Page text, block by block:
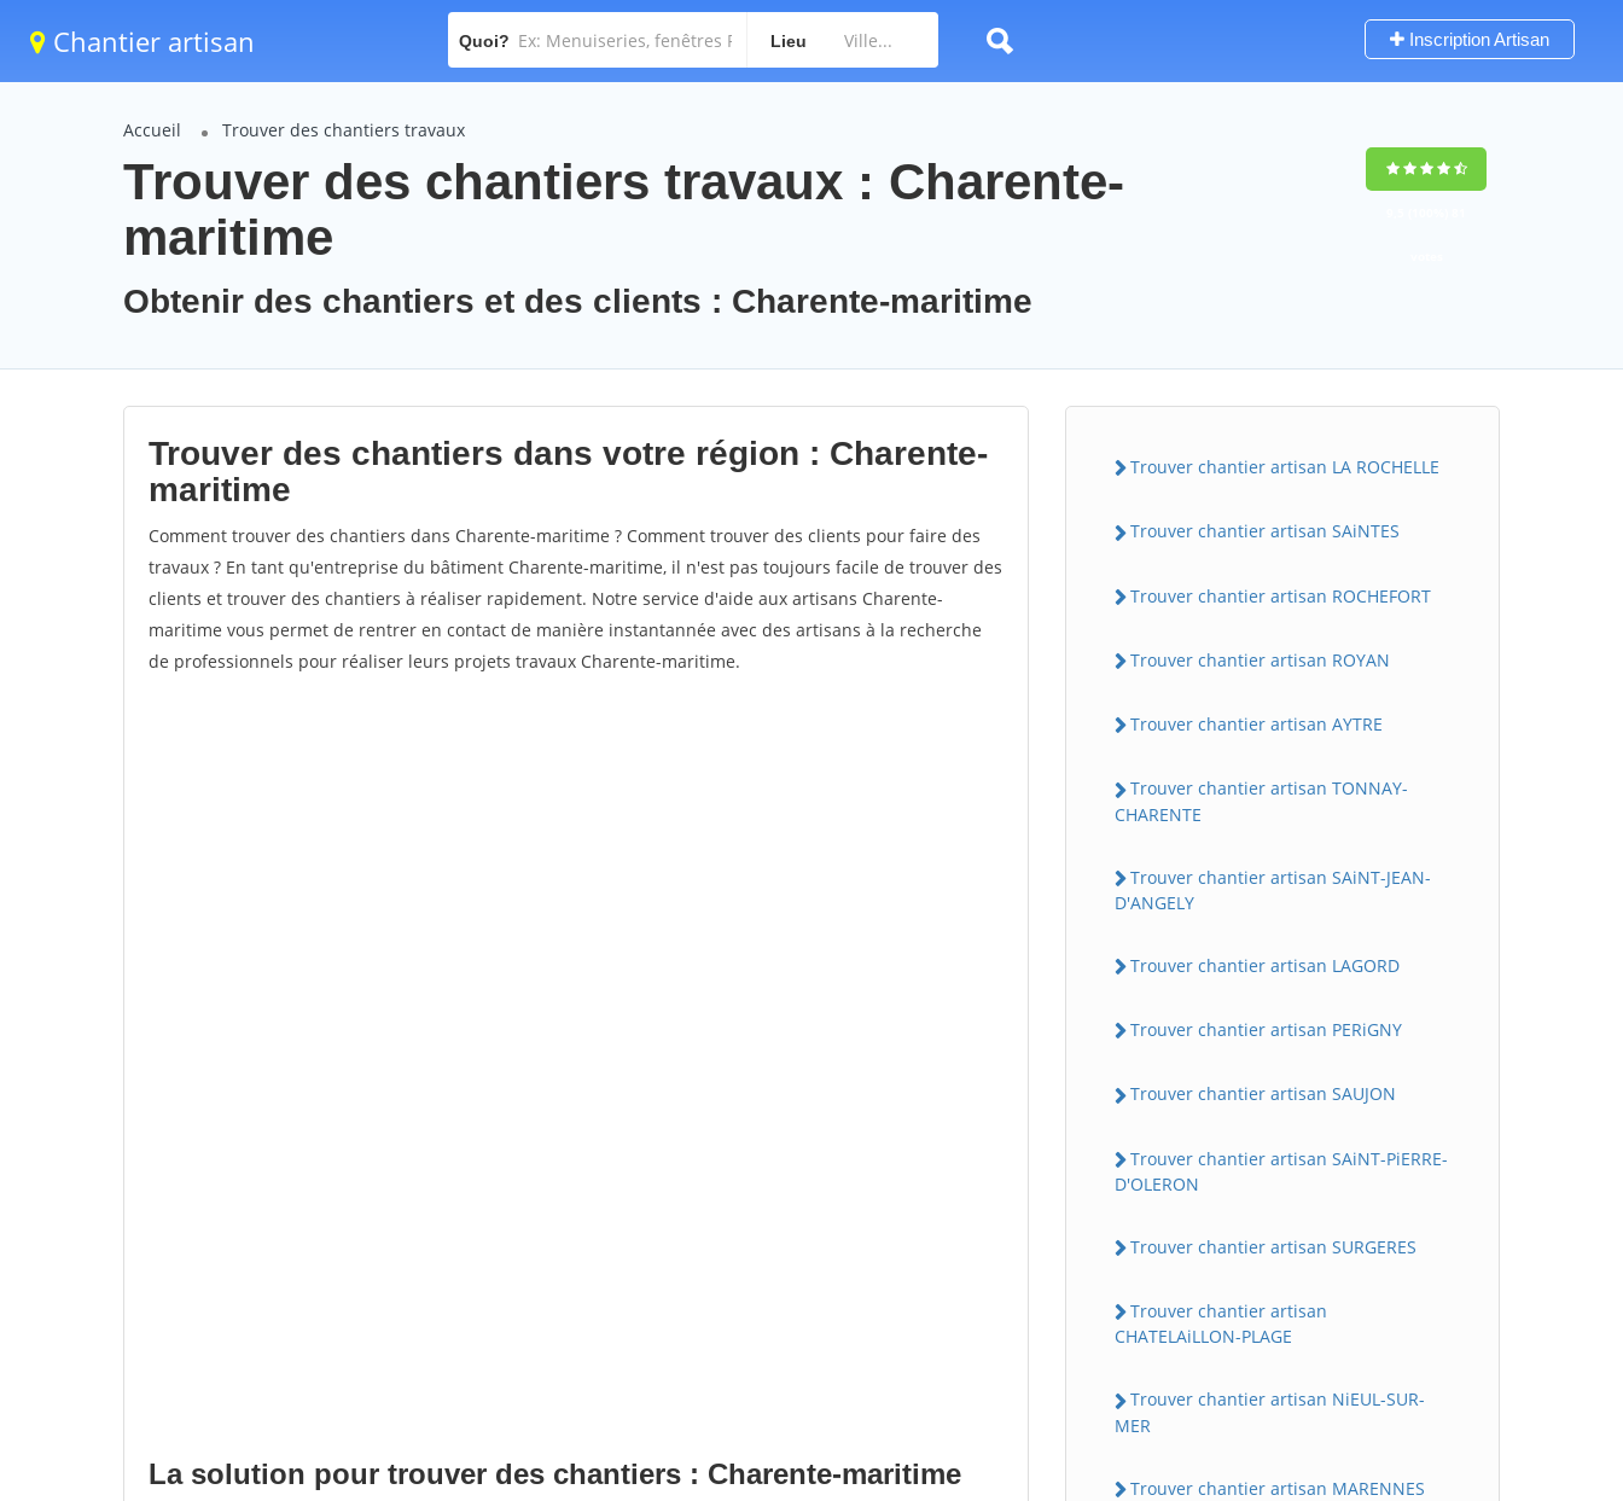
Chantier artisan Quoi? Lieu Inscription Artisan
Accueil Trouver des chantiers travaux
Trouver des chantiers travaux : Charente-
maritime
Obtenir des chantiers et des clients : Charente-maritime
Trouver des chantiers dans votre région : Charente-
maritime
Comment trouver des chantiers dans Charente-maritime ? Comment trouver des clients pour faire des
travaux ? En tant qu'entreprise du bâtiment Charente-maritime, il n'est pas toujours facile de trouver des
clients et trouver des chantiers à réaliser rapidement. Notre service d'aide aux artisans Charente-
maritime vous permet de rentrer en contact de manière instantannée avec des artisans à la recherche
de professionnels pour réaliser leurs projets travaux Charente-maritime.
La solution pour trouver des chantiers : Charente-maritime
Trouver chantier artisan LA ROCHELLE
Trouver chantier artisan SAiNTES
Trouver chantier artisan ROCHEFORT
Trouver chantier artisan ROYAN
Trouver chantier artisan AYTRE
Trouver chantier artisan TONNAY-
CHARENTE
Trouver chantier artisan SAiNT-JEAN-
D'ANGELY
Trouver chantier artisan LAGORD
Trouver chantier artisan PERiGNY
Trouver chantier artisan SAUJON
Trouver chantier artisan SAiNT-PiERRE-
D'OLERON
Trouver chantier artisan SURGERES
Trouver chantier artisan
CHATELAiLLON-PLAGE
Trouver chantier artisan NiEUL-SUR-
MER
Trouver chantier artisan MARENNES